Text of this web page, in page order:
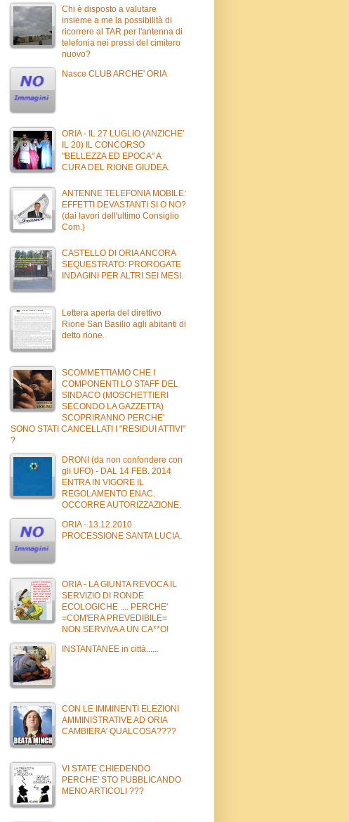
Chi è disposto a valutare
insieme a me la possibilità di
ricorrere al TAR per l'antenna di
telefonia nei pressi del cimitero
nuovo?
Nasce CLUB ARCHE' ORIA
ORIA - IL 27 LUGLIO (ANZICHE'
IL 20) IL CONCORSO
"BELLEZZA ED EPOCA" A
CURA DEL RIONE GIUDEA.
ANTENNE TELEFONIA MOBILE:
EFFETTI DEVASTANTI SI O NO?
(dai lavori dell'ultimo Consiglio
Com.)
CASTELLO DI ORIA ANCORA
SEQUESTRATO: PROROGATE
INDAGINI PER ALTRI SEI MESI.
Lettera aperta del direttivo
Rione San Basilio agli abitanti di
detto rione.
SCOMMETTIAMO CHE I
COMPONENTI LO STAFF DEL
SINDACO (MOSCHETTIERI
SECONDO LA GAZZETTA)
SCOPRIRANNO PERCHE'
SONO STATI CANCELLATI I "RESIDUI ATTIVI"
?
DRONI (da non confondere con
gli UFO) - DAL 14 FEB. 2014
ENTRA IN VIGORE IL
REGOLAMENTO ENAC.
OCCORRE AUTORIZZAZIONE.
ORIA - 13.12.2010
PROCESSIONE SANTA LUCIA.
ORIA - LA GIUNTA REVOCA IL
SERVIZIO DI RONDE
ECOLOGICHE .... PERCHE'
=COM'ERA PREVEDIBILE=
NON SERVIVA A UN CA**O!
INSTANTANEE in città......
CON LE IMMINENTI ELEZIONI
AMMINISTRATIVE AD ORIA
CAMBIERA' QUALCOSA????
VI STATE CHIEDENDO
PERCHE' STO PUBBLICANDO
MENO ARTICOLI ???